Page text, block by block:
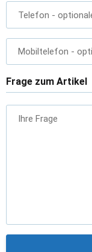
Telefon -
Mobiltelefon -
Frage zum Artikel
Ihre Frage